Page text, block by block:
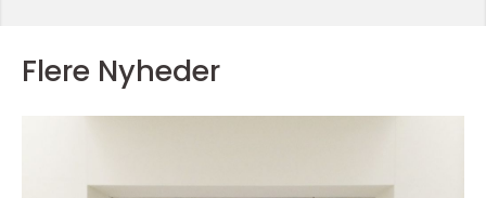
Flere Nyheder